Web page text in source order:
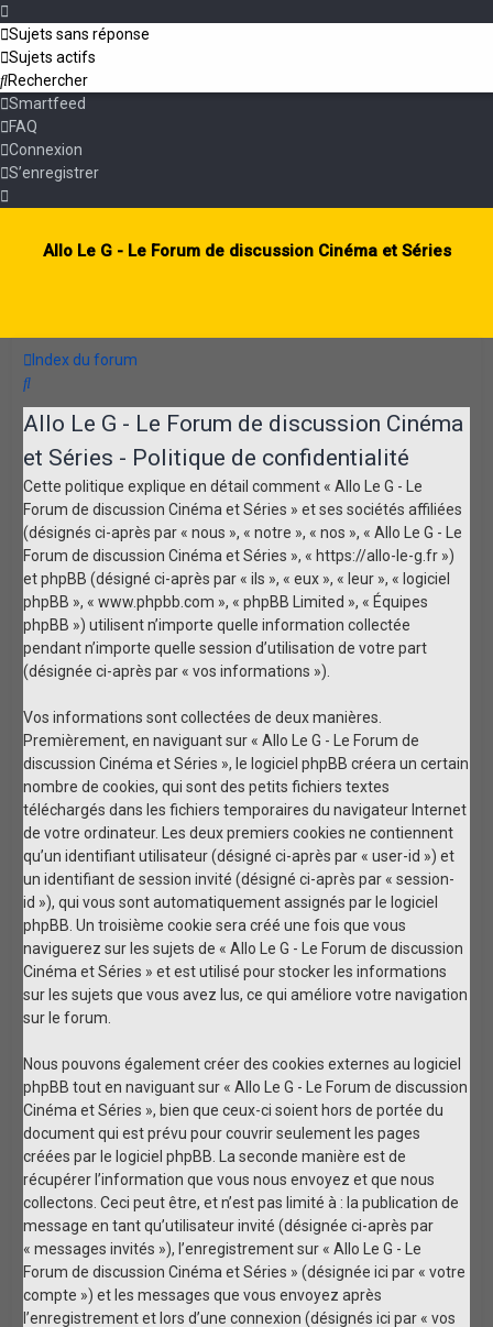
Sujets sans réponse
Sujets actifs
Rechercher
Smartfeed
FAQ
Connexion
S’enregistrer
Allo Le G - Le Forum de discussion Cinéma et Séries
Index du forum
Rechercher
Allo Le G - Le Forum de discussion Cinéma
et Séries - Politique de confidentialité
Cette politique explique en détail comment « Allo Le G - Le
Forum de discussion Cinéma et Séries » et ses sociétés affiliées
(désignés ci-après par « nous », « notre », « nos », « Allo Le G - Le
Forum de discussion Cinéma et Séries », « https://allo-le-g.fr »)
et phpBB (désigné ci-après par « ils », « eux », « leur », « logiciel
phpBB », « www.phpbb.com », « phpBB Limited », « Équipes
phpBB ») utilisent n’importe quelle information collectée
pendant n’importe quelle session d’utilisation de votre part
(désignée ci-après par « vos informations »).
Vos informations sont collectées de deux manières.
Premièrement, en naviguant sur « Allo Le G - Le Forum de
discussion Cinéma et Séries », le logiciel phpBB créera un certain
nombre de cookies, qui sont des petits fichiers textes
téléchargés dans les fichiers temporaires du navigateur Internet
de votre ordinateur. Les deux premiers cookies ne contiennent
qu’un identifiant utilisateur (désigné ci-après par « user-id ») et
un identifiant de session invité (désigné ci-après par « session-
id »), qui vous sont automatiquement assignés par le logiciel
phpBB. Un troisième cookie sera créé une fois que vous
naviguerez sur les sujets de « Allo Le G - Le Forum de discussion
Cinéma et Séries » et est utilisé pour stocker les informations
sur les sujets que vous avez lus, ce qui améliore votre navigation
sur le forum.
Nous pouvons également créer des cookies externes au logiciel
phpBB tout en naviguant sur « Allo Le G - Le Forum de discussion
Cinéma et Séries », bien que ceux-ci soient hors de portée du
document qui est prévu pour couvrir seulement les pages
créées par le logiciel phpBB. La seconde manière est de
récupérer l’information que vous nous envoyez et que nous
collectons. Ceci peut être, et n’est pas limité à : la publication de
message en tant qu’utilisateur invité (désignée ci-après par
« messages invités »), l’enregistrement sur « Allo Le G - Le
Forum de discussion Cinéma et Séries » (désignée ici par « votre
compte ») et les messages que vous envoyez après
l’enregistrement et lors d’une connexion (désignés ici par « vos